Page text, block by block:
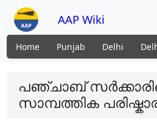
AAP Wiki
Home Punjab Delhi
പഞ്ചാബ്
സാമ്പത്തിക